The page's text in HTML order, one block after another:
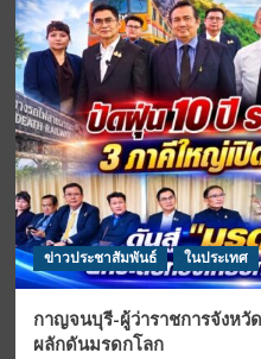
ข่าวประชาสัมพันธ์ ในประเทศ
กาญจนบุรี-ผู้ว่าราชการจังห
ผลักดันมรดกโลก